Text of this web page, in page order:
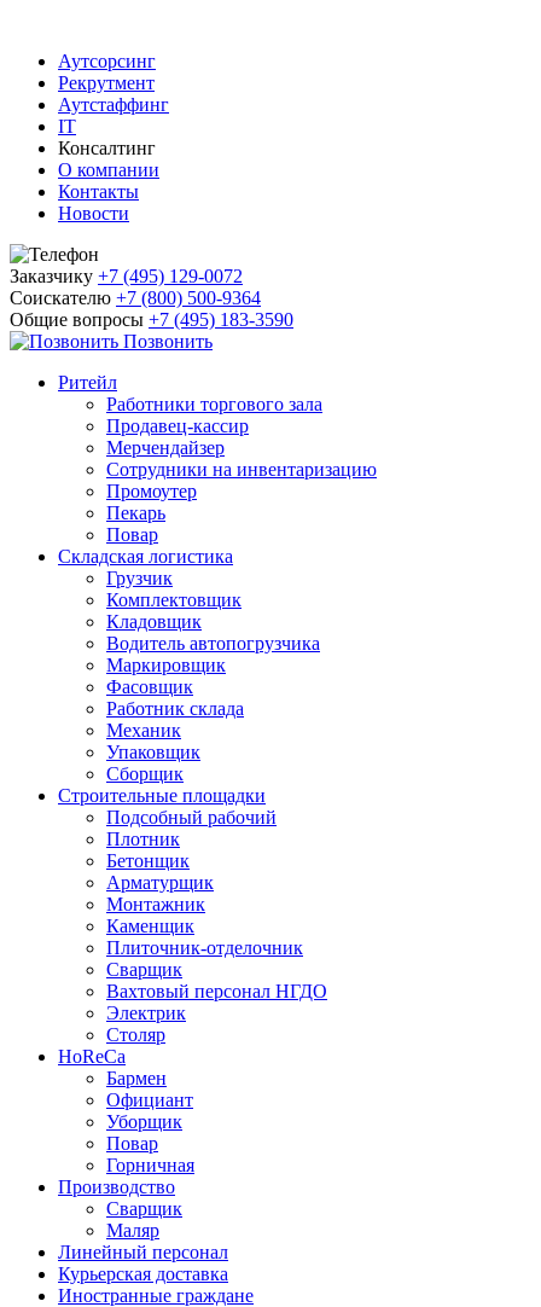
Аутсорсинг
Рекрутмент
Аутстаффинг
IT
Консалтинг
О компании
Контакты
Новости
Заказчику +7 (495) 129-0072
Соискателю +7 (800) 500-9364
Общие вопросы +7 (495) 183-3590
Позвонить
Ритейл
Работники торгового зала
Продавец-кассир
Мерчендайзер
Сотрудники на инвентаризацию
Промоутер
Пекарь
Повар
Складская логистика
Грузчик
Комплектовщик
Кладовщик
Водитель автопогрузчика
Маркировщик
Фасовщик
Работник склада
Механик
Упаковщик
Сборщик
Строительные площадки
Подсобный рабочий
Плотник
Бетонщик
Арматурщик
Монтажник
Каменщик
Плиточник-отделочник
Сварщик
Вахтовый персонал НГДО
Электрик
Столяр
HoReCa
Бармен
Официант
Уборщик
Повар
Горничная
Производство
Сварщик
Маляр
Линейный персонал
Курьерская доставка
Иностранные граждане